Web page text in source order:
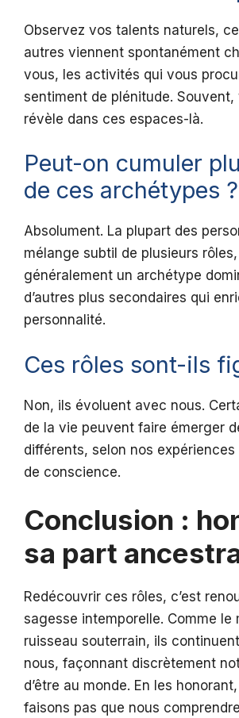
Observez vos talents naturels,
autres viennent spontanément
vous, les activités qui vous
sentiment de plénitude. Souvent,
révèle dans ces espaces-là.
Peut-on cumuler
de ces archétypes ?
Absolument. La plupart des
mélange subtil de plusieurs
généralement un archétype
d’autres plus secondaires qui
personnalité.
Ces rôles sont-ils
Non, ils évoluent avec nous.
de la vie peuvent faire émerger
différents, selon nos
de conscience.
Conclusion :
sa part
Redécouvrir ces rôles, c’est
sagesse intemporelle. Comme le
ruisseau souterrain, ils
nous, façonnant discrètement
d’être au monde. En les
faisons pas que nous